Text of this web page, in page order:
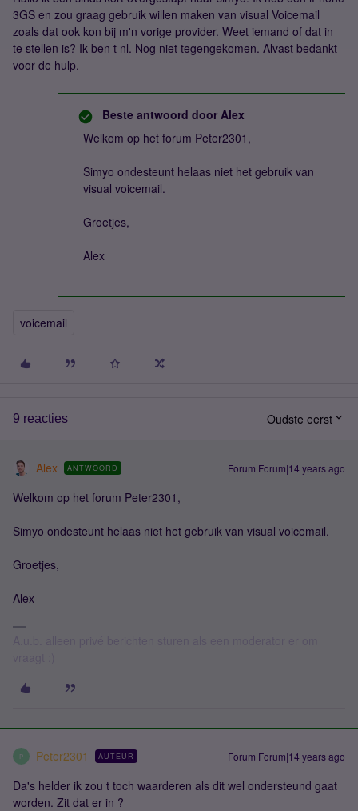
3GS en zou graag gebruik willen maken van visual Voicemail
zoals dat ook kon bij m'n vorige provider. Weet iemand of dat in
te stellen is? Ik ben t nl. Nog niet tegengekomen. Alvast bedankt
voor de hulp.
Beste antwoord door Alex
Welkom op het forum Peter2301,
Simyo ondesteunt helaas niet het gebruik van
visual voicemail.
Groetjes,
Alex
voicemail
9 reacties Oudste eerst
Alex ANTWOORD Forum|Forum|14 years ago
Welkom op het forum Peter2301,
Simyo ondesteunt helaas niet het gebruik van visual voicemail.
Groetjes,
Alex
P Peter2301 AUTEUR Forum|Forum|14 years ago
Da's helder ik zou t toch waarderen als dit wel ondersteund gaat
worden. Zit dat er in ?